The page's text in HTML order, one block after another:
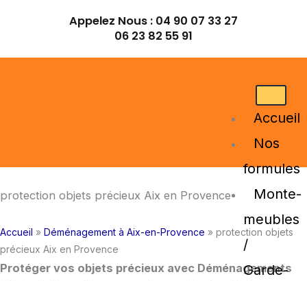
Appelez Nous : 04 90 07 33 27
06 23 82 55 91
Accueil
Nos
formules
Monte-
meubles
/
Garde-
protection objets précieux Aix en Provence
Accueil » Déménagement à Aix-en-Provence » protection objets
précieux Aix en Provence
Protéger vos objets précieux avec Déménagements